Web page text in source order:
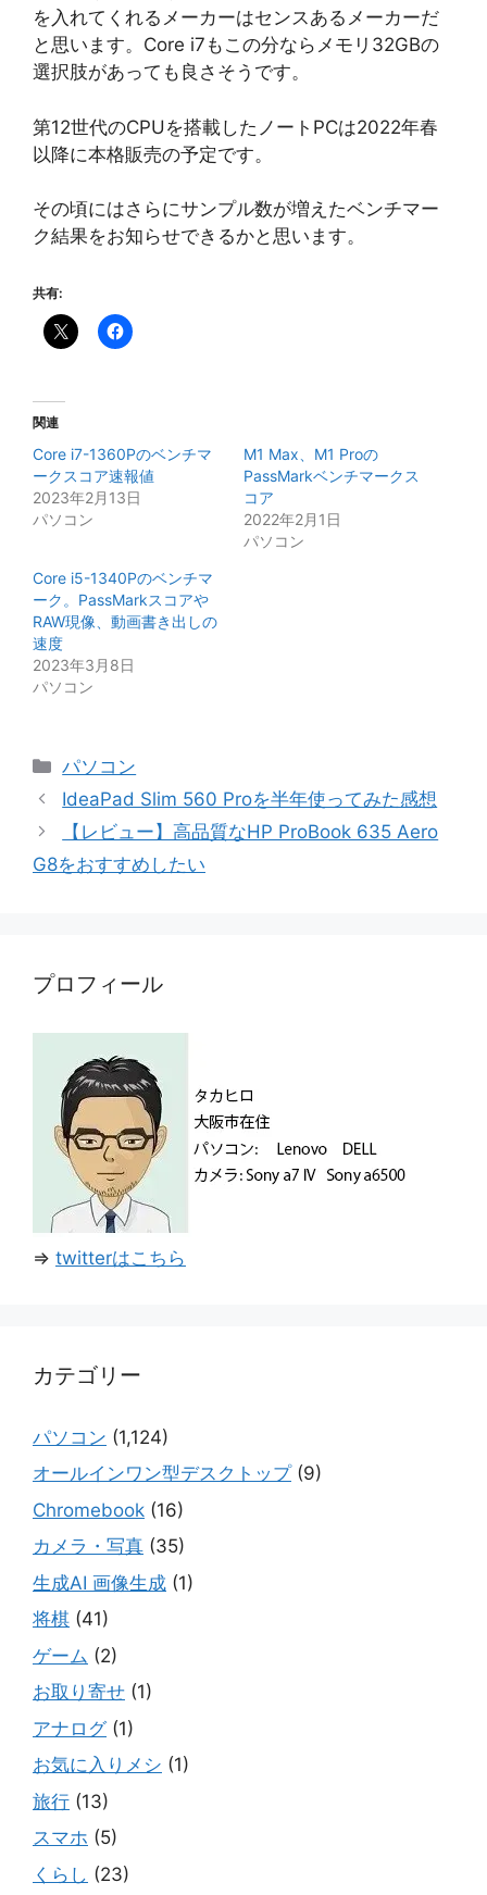
を入れてくれるメーカーはセンスあるメーカーだ
と思います。Core i7もこの分ならメモリ32GBの
選択肢があっても良さそうです。
第12世代のCPUを搭載したノートPCは2022年春
以降に本格販売の予定です。
その頃にはさらにサンプル数が増えたベンチマー
ク結果をお知らせできるかと思います。
共有:
関連
Core i7-1360Pのベンチマ
ークスコア速報値
2023年2月13日
パソコン
M1 Max、M1 Proの
PassMarkベンチマークス
コア
2022年2月1日
パソコン
Core i5-1340Pのベンチマ
ーク。PassMarkスコアや
RAW現像、動画書き出しの
速度
2023年3月8日
パソコン
カ
テ
リ
ー
パソコン
IdeaPad Slim 560 Proを半年使ってみた感想
【レビュー】高品質なHP ProBook 635 Aero
G8をおすすめしたい
プロフィール
⇒ twitterはこちら
カテゴリー
パソコン (1,124)
オールインワン型デスクトップ(9)
Chromebook (16)
カメラ・写真 (35)
生成AI 画像生成 (1)
将棋 (41)
ゲーム (2)
お取り寄せ (1)
アナログ(1)
お気に入りメシ (1)
旅行 (13)
スマホ (5)
くらし (23)